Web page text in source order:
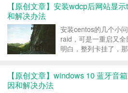
【原创文章】安装wdcp后网站显
和解决办法
安装centos的几个小
raid，可是一重启又
明白，整列卡挂了，
是半天...
【原创文章】windows 10 蓝牙音
因和解决办法